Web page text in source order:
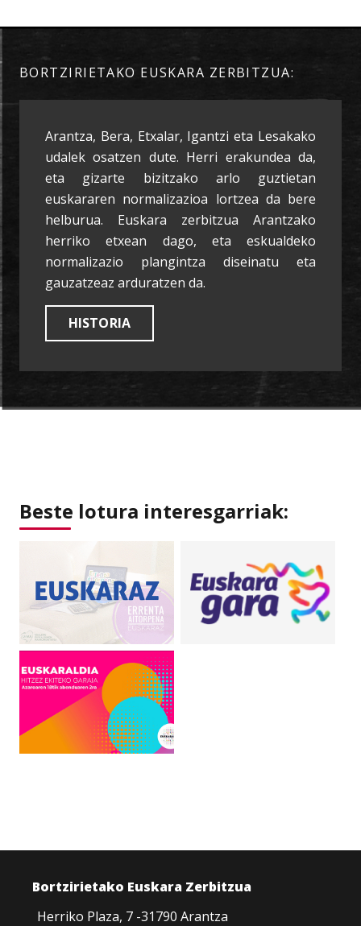
BORTZIRIETAKO EUSKARA ZERBITZUA:
Arantza, Bera, Etxalar, Igantzi eta Lesakako
udalek osatzen dute. Herri erakundea da,
eta gizarte bizitzako arlo guztietan
euskararen normalizazioa lortzea da bere
helburua. Euskara zerbitzua Arantzako
herriko etxean dago, eta eskualdeko
normalizazio plangintza diseinatu eta
gauzatzeaz arduratzen da.
HISTORIA
Beste lotura interesgarriak:
Bortzirietako Euskara Zerbitzua
Herriko Plaza, 7 -31790 Arantza